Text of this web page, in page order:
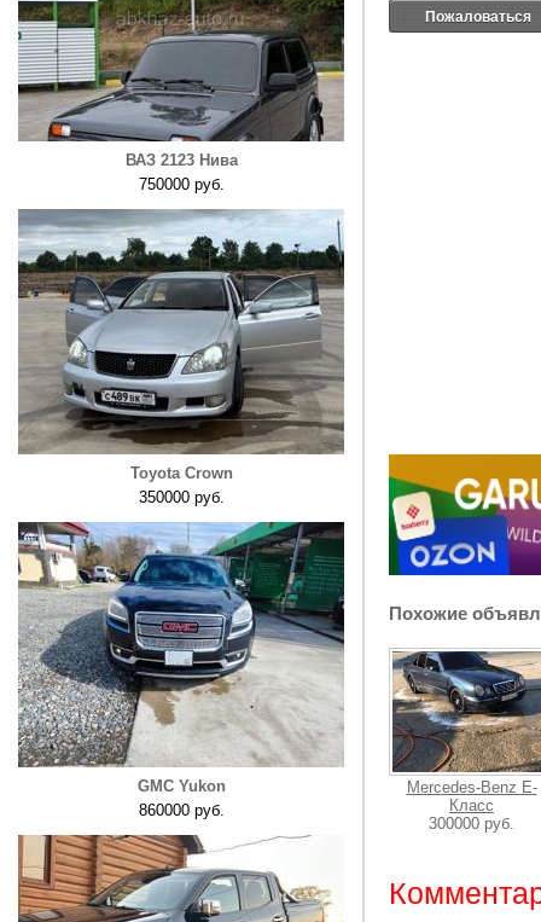
ВАЗ 2123 Нива
750000 руб.
Toyota Crown
350000 руб.
GMC Yukon
860000 руб.
Пожаловаться
Похожие
Mercedes-Benz E-
Класс
300000 руб.